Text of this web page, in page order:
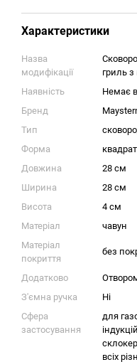
Характеристики
Назва
модифікації
гриль
Наявність
Немає
Бренд
Тип
Форма
Довжина
28 см
Ширина
28 см
Висота
4 см
Матеріал
чавун
Матеріал
покриття
без
Додатково
З'ємна ручка
Ні
Сфера
застосування
для
всіх